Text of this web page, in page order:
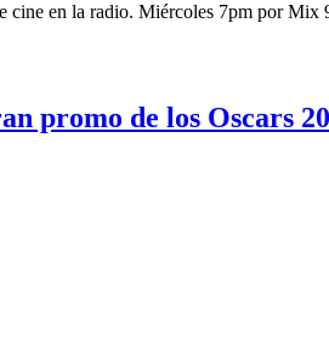
cine en la radio. Miércoles 7pm por Mix
promo de los Oscars